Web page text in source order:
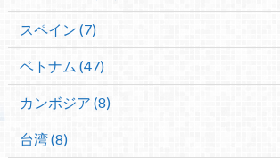
スペイン (7)
ベトナム (47)
カンボジア (8)
台湾 (8)